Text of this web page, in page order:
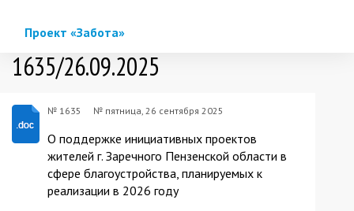
Проект «Забота»
1635/26.09.2025
№ 1635 № пятница, 26 сентября 2025
О поддержке инициативных проектов
жителей г. Заречного Пензенской области в
сфере благоустройства, планируемых к
реализации в 2026 году